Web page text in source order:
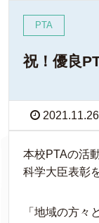
PTA
祝！優良
2021.11.26
本校PTAの活
科学大臣表彰
「地域の方々